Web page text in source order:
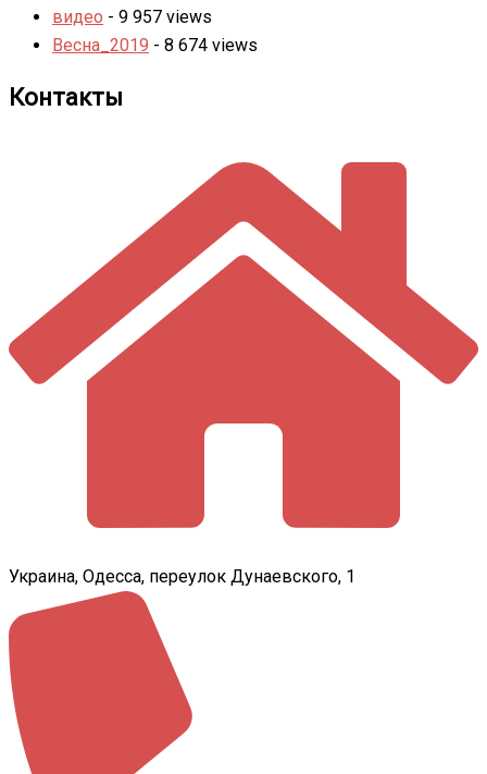
видео - 9 957 views
Весна_2019 - 8 674 views
Контакты
Украина, Одесса, переулок Дунаевского, 1